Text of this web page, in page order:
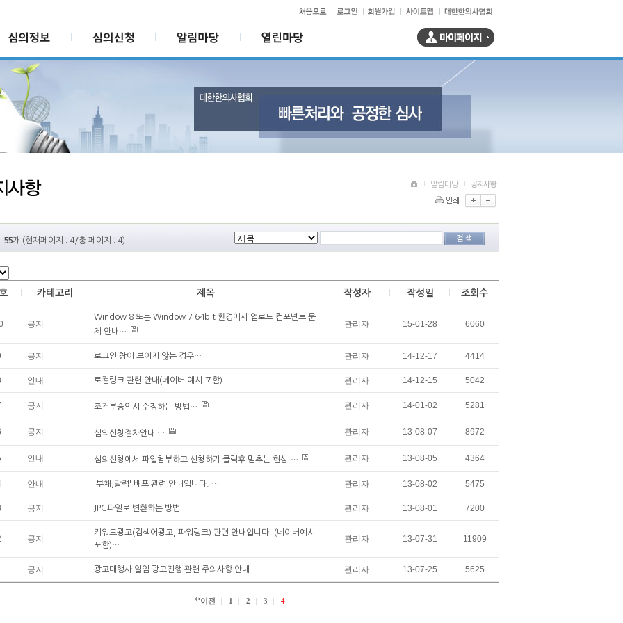
알림마당 공지사항
55개 (현재페이지 : 4/총 페이지 : 4)
카테고리 제목 작성자 작성일 조회수
공지
Window 8 또는 Window 7 64bit 환경에서 업로드 컴포넌트 문
제 안내…
관리자 15-01-28 6060
공지 로그인 창이 보이지 않는 경우… 관리자 14-12-17 4414
안내 로컬링크 관련 안내(네이버 예시 포함)… 관리자 14-12-15 5042
공지 조건부승인시 수정하는 방법… 관리자 14-01-02 5281
공지 심의신청절차안내 … 관리자 13-08-07 8972
안내 심의신청에서 파일첨부하고 신청하기 클릭후 멈추는 현상.… 관리자 13-08-05 4364
안내 '부채,달력' 배포 관련 안내입니다. … 관리자 13-08-02 5475
공지 JPG파일로 변환하는 방법… 관리자 13-08-01 7200
공지
키워드광고(검색어광고, 파워링크) 관련 안내입니다. (네이버예시
포함)…
관리자 13-07-31 11909
공지 광고대행사 일임 광고진행 관련 주의사항 안내 … 관리자 13-07-25 5625
'이전 1 2 3 4